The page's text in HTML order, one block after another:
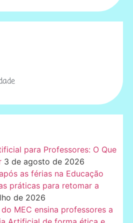
para Professores: O Que
3 de agosto de 2026
as férias na Educação
práticas para retomar a
de 2026
MEC ensina professores a